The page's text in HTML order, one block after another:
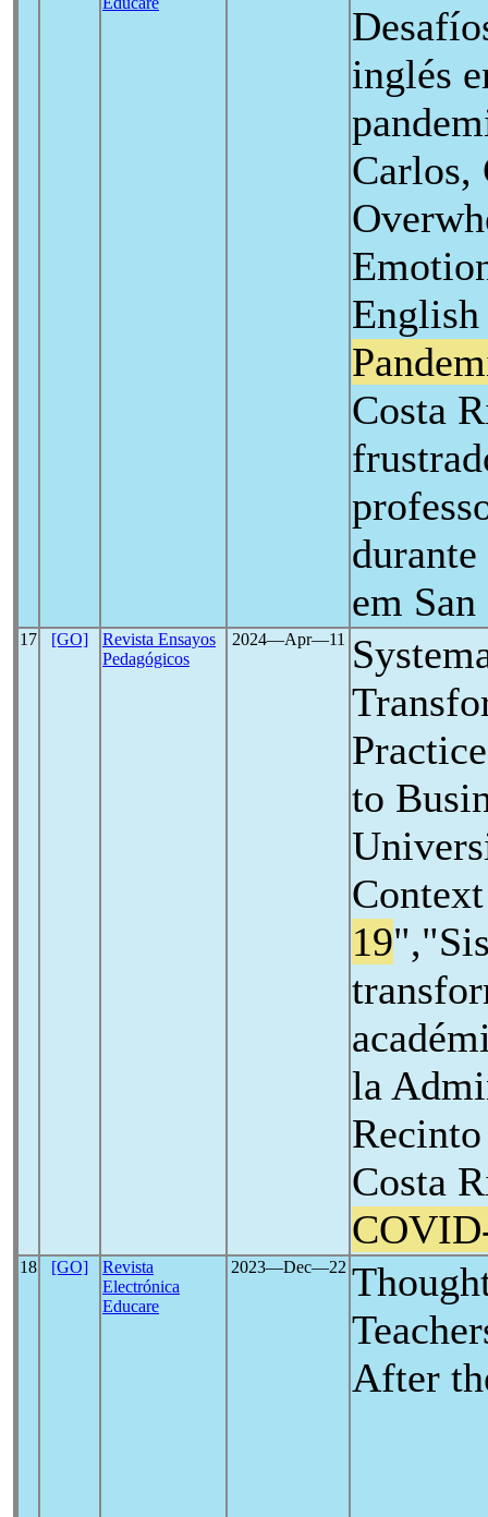
inglés
Carlos,
English
Costa
em
17 [GO]
Revista Ensayos
Pedagógicos
2024―Apr―11
to
19
la
Costa
18 [GO]
Revista
Electrónica
Educare
2023―Dec―22
After